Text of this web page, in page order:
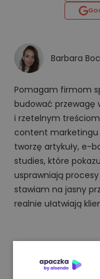
Barbara
Pomagam firmom
budować przewagę
i rzetelnym
content marketingu
tworzę artykuły, e-
studies, które
usprawniają
stawiam na jasny
realnie ułatwiają
APACZKA